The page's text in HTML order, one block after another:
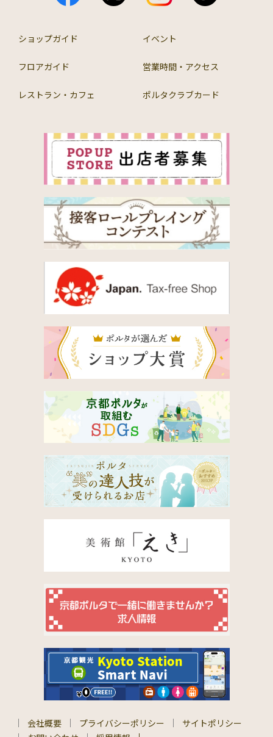
ショップガイド イベント
フロアガイド 営業時間・アクセス
レストラン・カフェ ポルタクラブカード
会社概要 プライバシーポリシー
サイトポリシー